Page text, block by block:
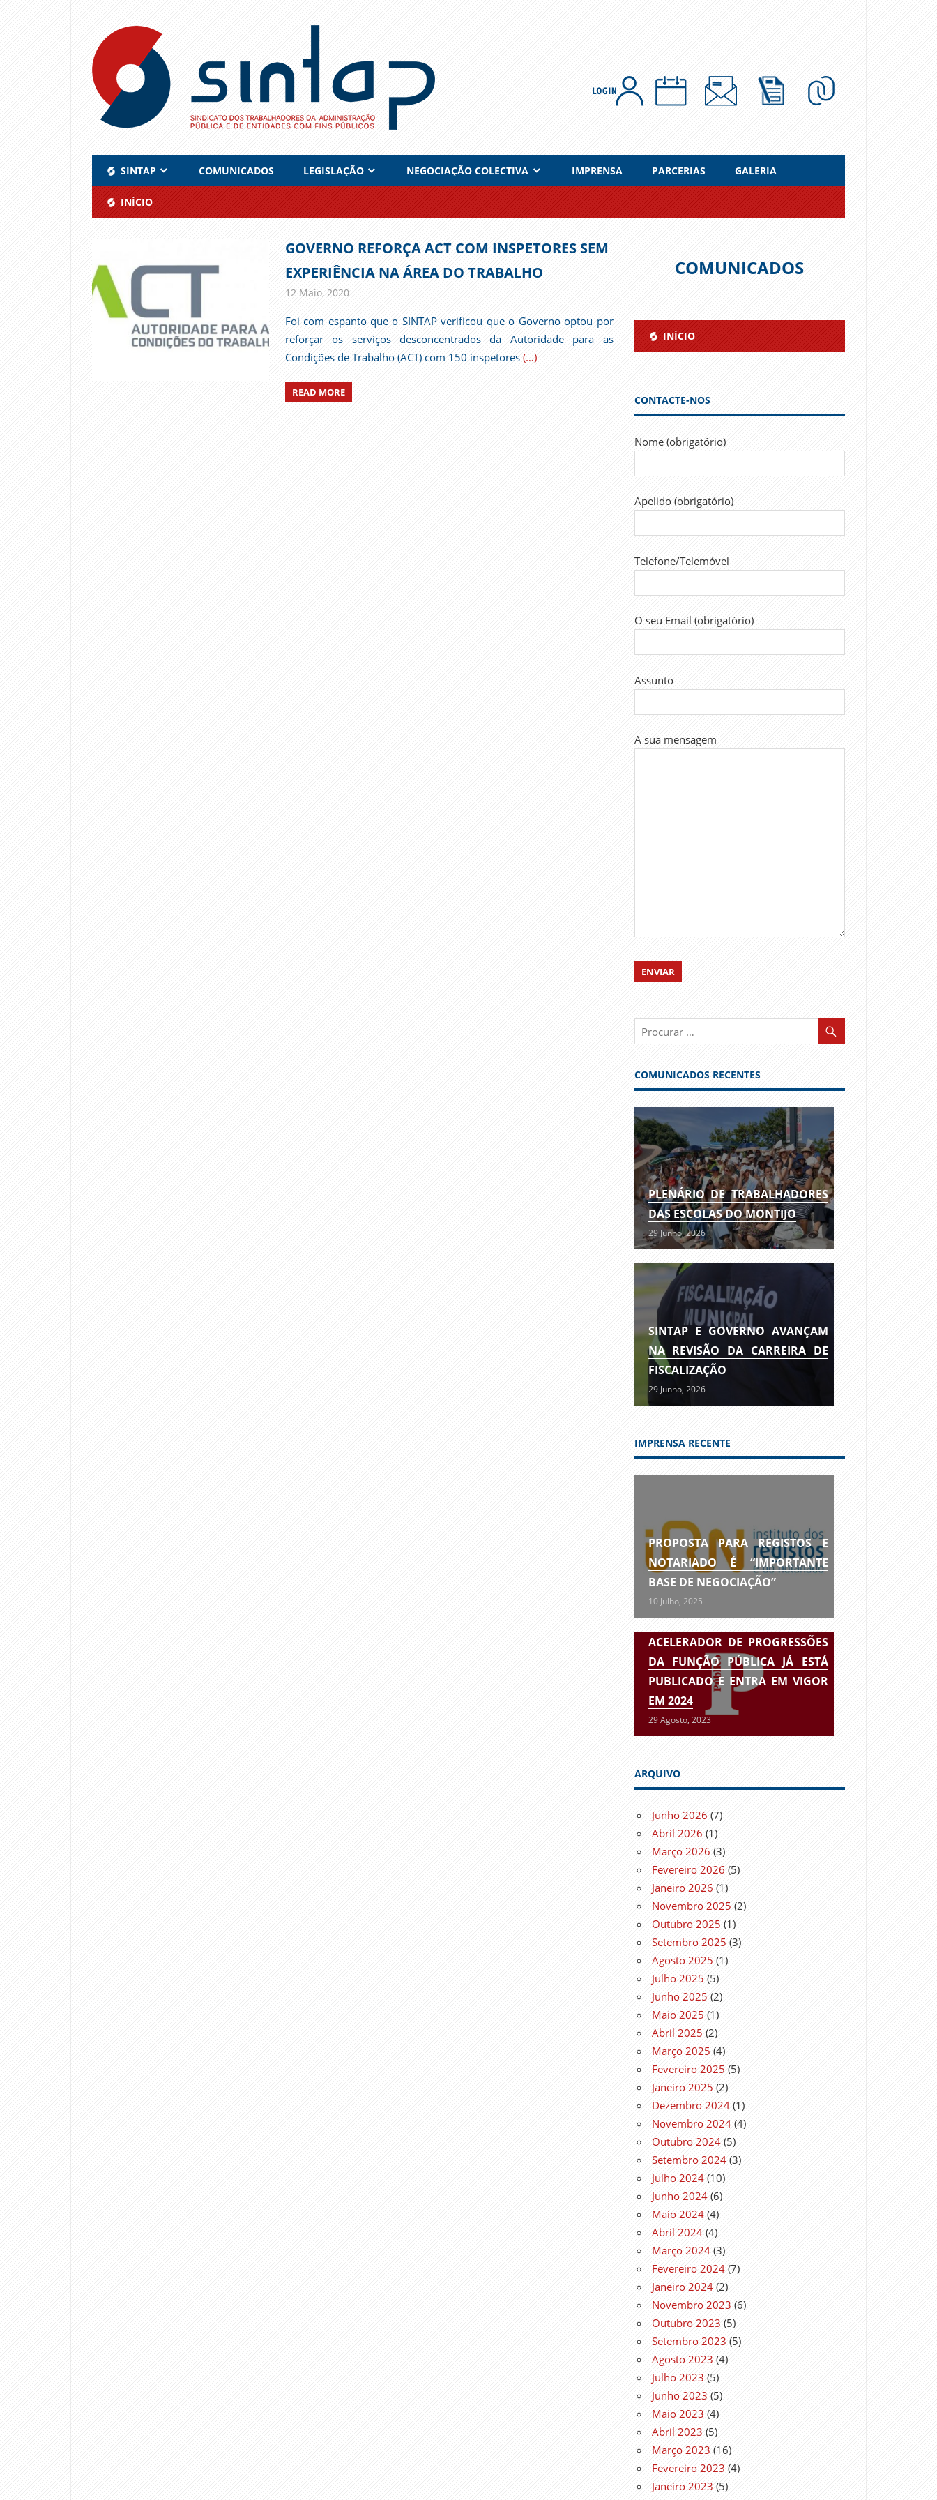
content
SINTAP COMUNICADOS LEGISLAÇÃO NEGOCIAÇÃO COLECTIVA IMPRENSA PARCERIAS GALERIA
INÍCIO
GOVERNO REFORÇA ACT COM INSPETORES SEM
EXPERIÊNCIA NA ÁREA DO TRABALHO
12 Maio, 2020admin
Comunicados
Foi com espanto que o SINTAP verificou que o Governo optou por
reforçar os serviços desconcentrados da Autoridade para as
Condições de Trabalho (ACT) com 150 inspetores (…)
READ MORE
COMUNICADOS
INÍCIO
CONTACTE-NOS
Nome (obrigatório)
Apelido (obrigatório)
Telefone/Telemóvel
O seu Email (obrigatório)
Assunto
A sua mensagem
COMUNICADOS RECENTES
PLENÁRIO DE TRABALHADORES
DAS ESCOLAS DO MONTIJO
29 Junho, 2026
SINTAP E GOVERNO AVANÇAM
NA REVISÃO DA CARREIRA DE
FISCALIZAÇÃO
29 Junho, 2026
IMPRENSA RECENTE
PROPOSTA PARA REGISTOS E
NOTARIADO É “IMPORTANTE
BASE DE NEGOCIAÇÃO”
10 Julho, 2025
ACELERADOR DE PROGRESSÕES
DA FUNÇÃO PÚBLICA JÁ ESTÁ
PUBLICADO E ENTRA EM VIGOR
EM 2024
29 Agosto, 2023
ARQUIVO
Junho 2026 (7)
Abril 2026 (1)
Março 2026 (3)
Fevereiro 2026 (5)
Janeiro 2026 (1)
Novembro 2025 (2)
Outubro 2025 (1)
Setembro 2025 (3)
Agosto 2025 (1)
Julho 2025 (5)
Junho 2025 (2)
Maio 2025 (1)
Abril 2025 (2)
Março 2025 (4)
Fevereiro 2025 (5)
Janeiro 2025 (2)
Dezembro 2024 (1)
Novembro 2024 (4)
Outubro 2024 (5)
Setembro 2024 (3)
Julho 2024 (10)
Junho 2024 (6)
Maio 2024 (4)
Abril 2024 (4)
Março 2024 (3)
Fevereiro 2024 (7)
Janeiro 2024 (2)
Novembro 2023 (6)
Outubro 2023 (5)
Setembro 2023 (5)
Agosto 2023 (4)
Julho 2023 (5)
Junho 2023 (5)
Maio 2023 (4)
Abril 2023 (5)
Março 2023 (16)
Fevereiro 2023 (4)
Janeiro 2023 (5)